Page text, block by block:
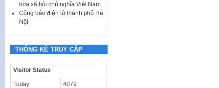
hòa xã hội chủ nghĩa Việt Nam
Công báo điện tử thành phố Hà
Nội
THỐNG KÊ TRUY CẬP
Visitor Status
Today 4079